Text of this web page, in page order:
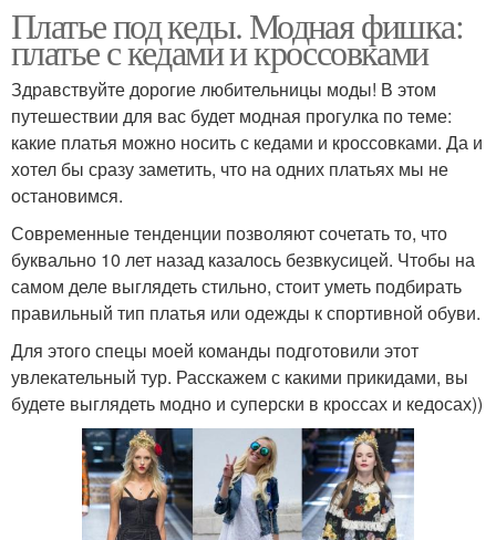
Платье под кеды. Модная фишка:
платье с кедами и кроссовками
Здравствуйте дорогие любительницы моды! В этом
путешествии для вас будет модная прогулка по теме:
какие платья можно носить с кедами и кроссовками. Да и
хотел бы сразу заметить, что на одних платьях мы не
остановимся.
Современные тенденции позволяют сочетать то, что
буквально 10 лет назад казалось безвкусицей. Чтобы на
самом деле выглядеть стильно, стоит уметь подбирать
правильный тип платья или одежды к спортивной обуви.
Для этого спецы моей команды подготовили этот
увлекательный тур. Расскажем с какими прикидами, вы
будете выглядеть модно и суперски в кроссах и кедосах))